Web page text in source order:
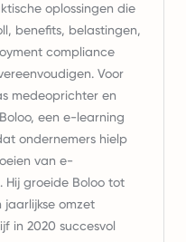
oplossingen die
benefits, belastingen,
compliance
Voor
medeoprichter en
een e-learning
ondernemers hielp
van e-
Hij groeide Boloo tot
jaarlijkse omzet
in 2020 succesvol